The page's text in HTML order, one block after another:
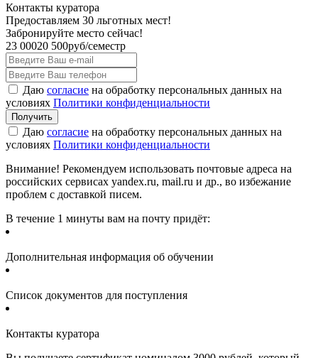
Контакты куратора
Предоставляем 30 льготных мест!
Забронируйте место сейчас!
23 00020 500руб/семестр
Даю согласие на обработку персональных данных на
условиях Политики конфиденциальности
Даю согласие на обработку персональных данных на
условиях Политики конфиденциальности
Внимание! Рекомендуем использовать почтовые адреса на
российских сервисах yandex.ru, mail.ru и др., во избежание
проблем с доставкой писем.
В течение 1 минуты вам на почту придёт:
Дополнительная информация об обучении
Список документов для поступления
Контакты куратора